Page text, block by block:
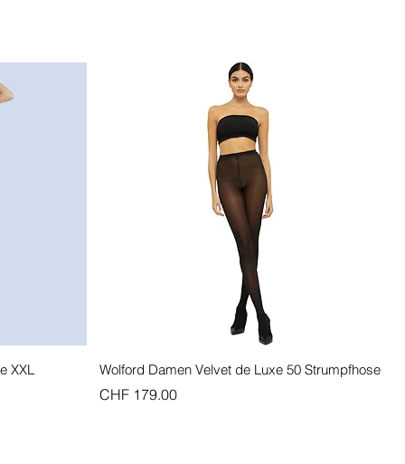
XXL
Schnellansicht
Wolford Damen Velvet de Luxe 50 Strumpfhose
Preis
CHF 179.00